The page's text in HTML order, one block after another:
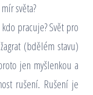
světa?
pracuje? Svět pro
(bdělém stavu)
jen myšlenkou a
rušení. Rušení je